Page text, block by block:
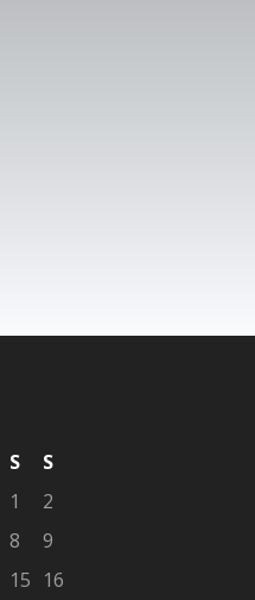
S
S
1
2
8
9
15 16